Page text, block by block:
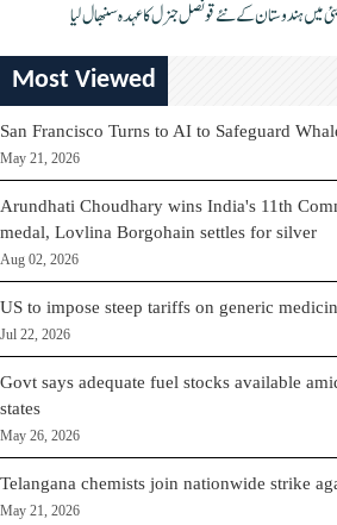
میں ہندوستان کے نئے قونصل جنرل کا عہدہ سنبھال لیا
Most Viewed
San Francisco Turns to AI to Safeguard
May 21, 2026
Arundhati Choudhary wins India's 11th
medal, Lovlina Borgohain settles for silver
Aug 02, 2026
US to impose steep tariffs on generic
Jul 22, 2026
Govt says adequate fuel stocks available
states
May 26, 2026
Telangana chemists join nationwide strike
May 21, 2026